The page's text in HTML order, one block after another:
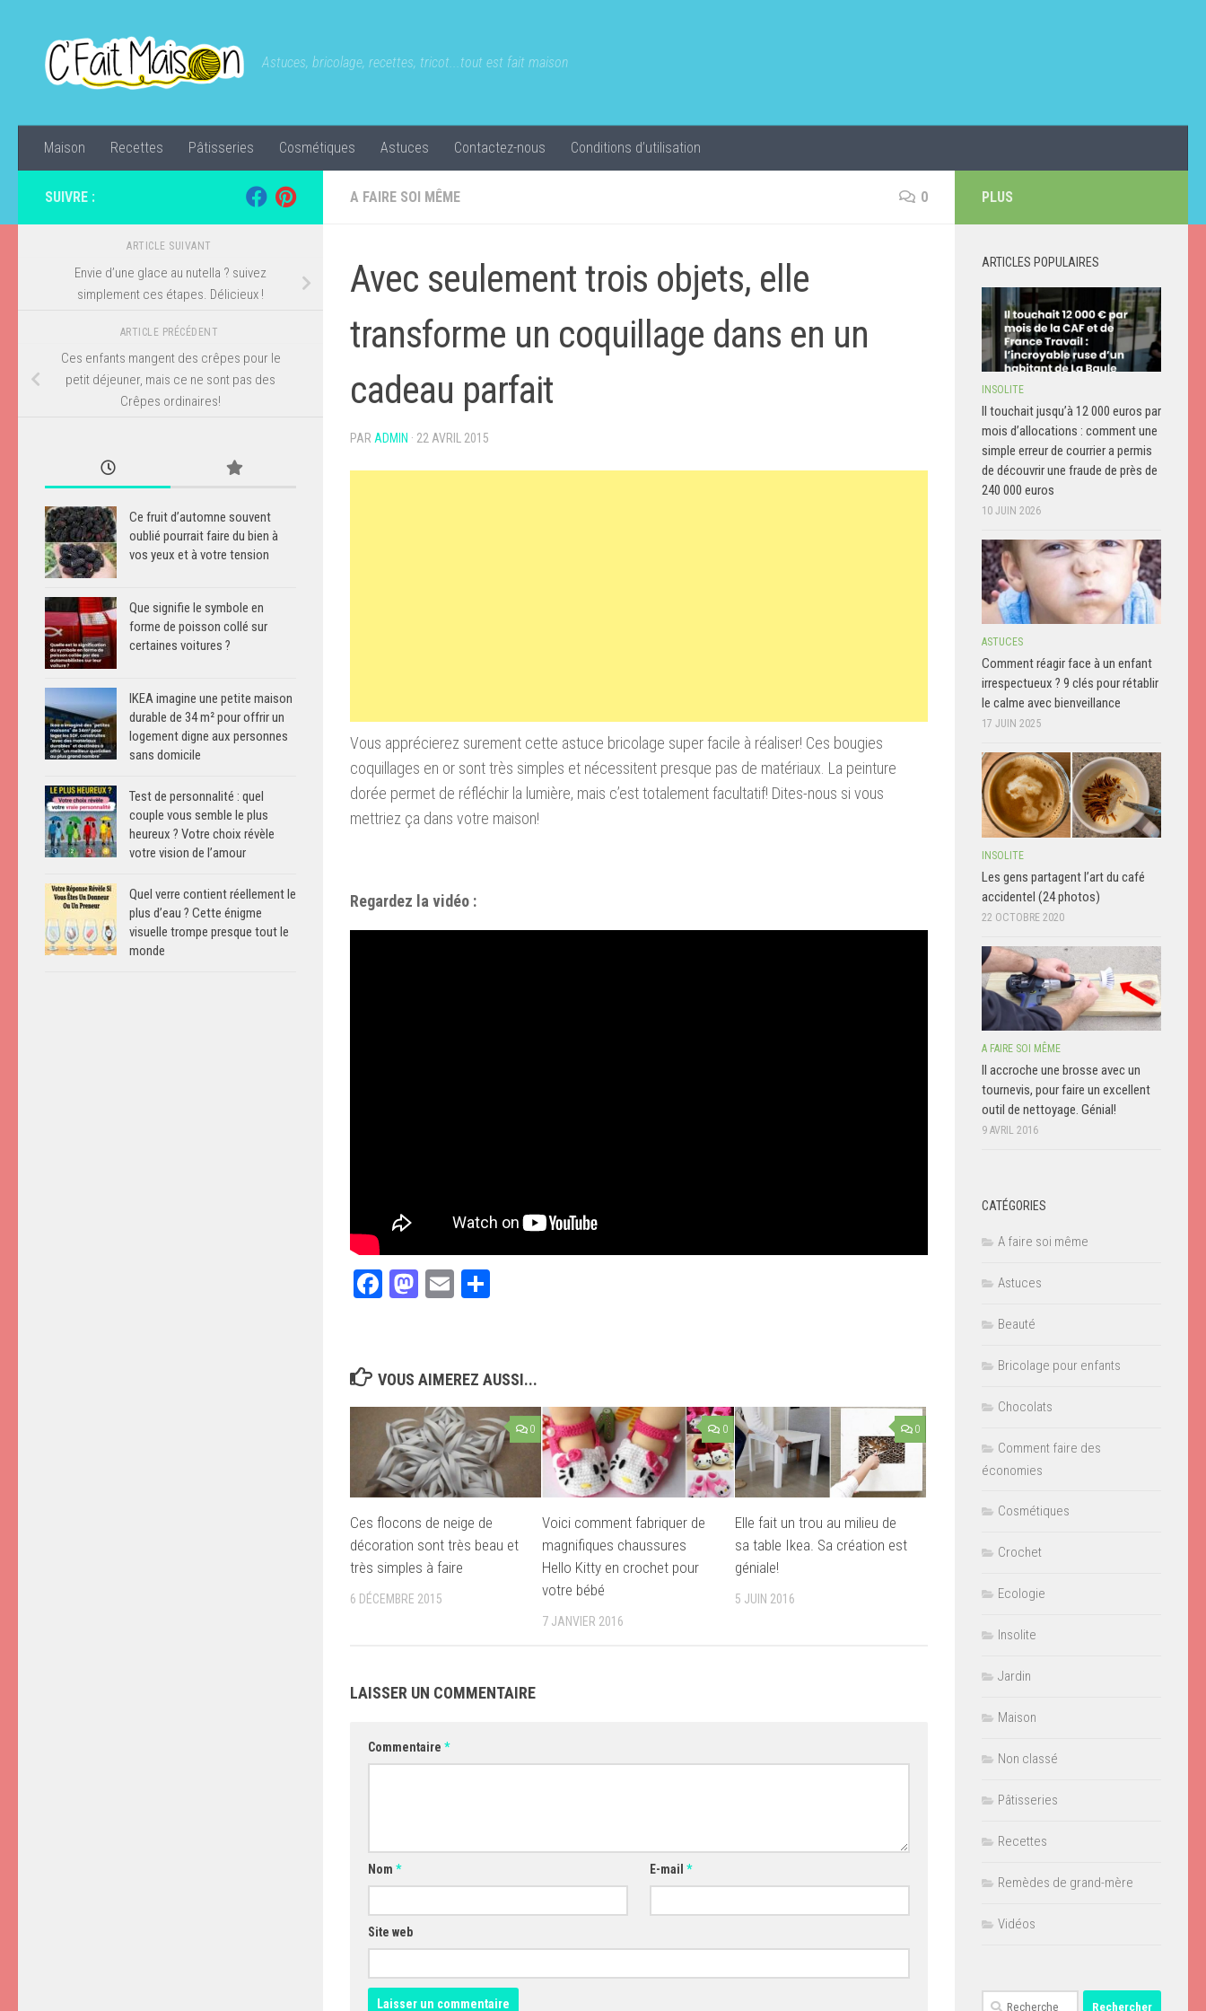
Astuces, bricolage, recettes, tricot...tout est fait maison
Maison Recettes Pâtisseries Cosmétiques Astuces Contactez-nous Conditions d’utilisation
A FAIRE SOI MÊME 0
Avec seulement trois objets, elle
transforme un coquillage dans en un
cadeau parfait
PAR ADMIN · 22 AVRIL 2015
Vous apprécierez surement cette astuce bricolage super facile à réaliser! Ces bougies
coquillages en or sont très simples et nécessitent presque pas de matériaux La peinture
dorée permet de réfléchir la lumière, mais c’esttotalement facultatif! Dites-nous si vous
mettriez ça dans votre maison!
Regardez la vidéo :
Facebook
Mastodon
Email
VOUS AIMEREZ AUSSI...
0
Ces flocons de neige de
décoration sont très beau et
très simples à faire
6 DÉCEMBRE 2015
0
Voici comment fabriquer de
magnifiques chaussures
Hello Kitty en crochet pour
votre bébé
7 JANVIER 2016
0
Elle fait un trou au milieu de
sa table Ikea. Sa création est
géniale!
5 JUIN 2016
LAISSER UN COMMENTAIRE
Commentaire *
Nom * E-mail*
Site web
SUIVRE :
ARTICLE SUIVANT
Envie d’une glace au nutella ? suivez
simplement ces étapes. Délicieux !
ARTICLE PRÉCÉDENT
Ces enfants mangent des crêpes pour le
petit déjeuner, mais ce ne sont pas des
Crêpes ordinaires!
Ce fruit d’automne souvent
oublié pourrait faire du bien à
vos yeux et à votre tension
Que signifie le symbole en
forme de poisson collé sur
certaines voitures ?
IKEA imagine une petite maison
durable de 34 m² pour offrir un
logement digne aux personnes
sans domicile
Test de personnalité : quel
couple vous semble le plus
heureux ? Votre choix révèle
votre vision de l’amour
Quel verre contient réellement le
plus d’eau ? Cette énigme
visuelle trompe presque tout le
monde
PLUS
ARTICLES POPULAIRES
INSOLITE
Il touchait jusqu’à 12 000 euros par
mois d’allocations : comment une
simple erreur de courrier a permis
de découvrir une fraude de près de
240 000 euros
10 JUIN 2026
ASTUCES
Comment réagir face à un enfant
irrespectueux ? 9 clés pour rétablir
le calme avec bienveillance
17 JUIN 2025
INSOLITE
Les gens partagent l’art du café
accidentel (24 photos)
22 OCTOBRE 2020
A FAIRE SOI MÊME
Il accroche une brosse avec un
tournevis, pour faire un excellent
outil de nettoyage. Génial!
9 AVRIL 2016
CATÉGORIES
A faire soi même
Astuces
Beauté
Bricolage pour enfants
Chocolats
Comment faire des
économies
Cosmétiques
Crochet
Ecologie
Insolite
Jardin
Maison
Non classé
Pâtisseries
Recettes
Remèdes de grand-mère
Vidéos
Rechercher :